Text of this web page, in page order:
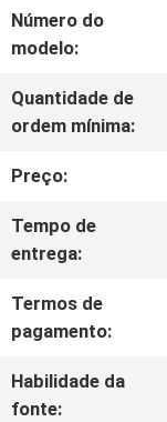
SOBRE
NÓS
VISITA
À
FÁBRICA
CONTROLE
DE
Número do
modelo:
Quantidade de
ordem mínima:
Preço:
Tempo de
entrega:
Termos de
pagamento:
Habilidade da
fonte: